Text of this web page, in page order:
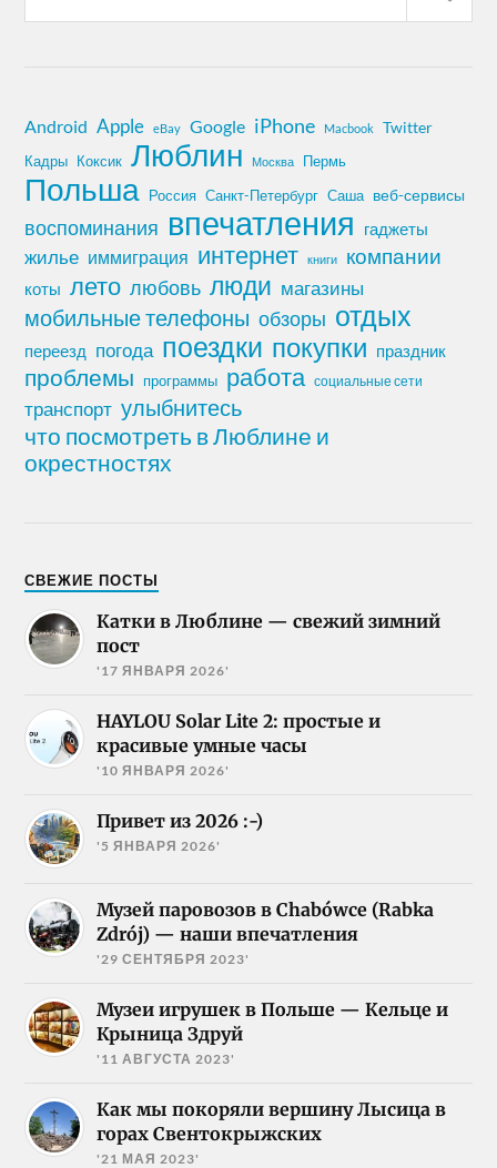
Android Apple eBay Google iPhone Macbook Twitter
Кадры Коксик Люблин Москва Пермь
Польша Россия Санкт-Петербург Саша веб-сервисы
воспоминания впечатления гаджеты
жилье иммиграция интернет книги компании
коты лето любовь люди магазины
мобильные телефоны обзоры отдых
переезд погода поездки покупки праздник
проблемы программы работа социальные сети
транспорт улыбнитесь
что посмотреть в Люблине и
окрестностях
СВЕЖИЕ ПОСТЫ
Катки в Люблине — свежий зимний
пост
'17 ЯНВАРЯ 2026'
HAYLOU Solar Lite 2: простые и
красивые умные часы
'10 ЯНВАРЯ 2026'
Привет из 2026 :-)
'5 ЯНВАРЯ 2026'
Музей паровозов в Chabówce (Rabka
Zdrój) — наши впечатления
'29 СЕНТЯБРЯ 2023'
Музеи игрушек в Польше — Кельце и
Крыница Здруй
'11 АВГУСТА 2023'
Как мы покоряли вершину Лысица в
горах Свентокрыжских
'21 МАЯ 2023'